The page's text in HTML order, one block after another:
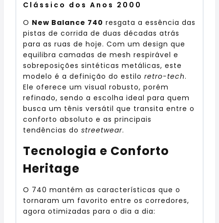
Clássico dos Anos 2000
O New Balance 740 resgata a essência das
pistas de corrida de duas décadas atrás
para as ruas de hoje. Com um design que
equilibra camadas de mesh respirável e
sobreposições sintéticas metálicas, este
modelo é a definição do estilo retro-tech.
Ele oferece um visual robusto, porém
refinado, sendo a escolha ideal para quem
busca um tênis versátil que transita entre o
conforto absoluto e as principais
tendências do streetwear.
Tecnologia e Conforto
Heritage
O 740 mantém as características que o
tornaram um favorito entre os corredores,
agora otimizadas para o dia a dia: